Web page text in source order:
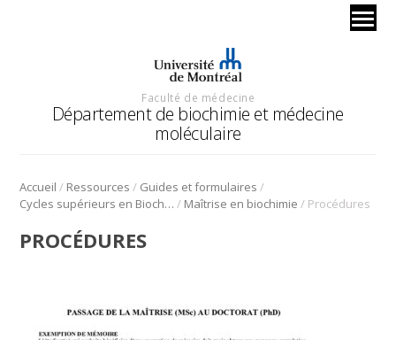
Faculté de médecine
Département de biochimie et médecine
moléculaire
Accueil / Ressources / Guides et formulaires /
Cycles supérieurs en Biochimie / Maîtrise en biochimie / Procédures
PROCÉDURES